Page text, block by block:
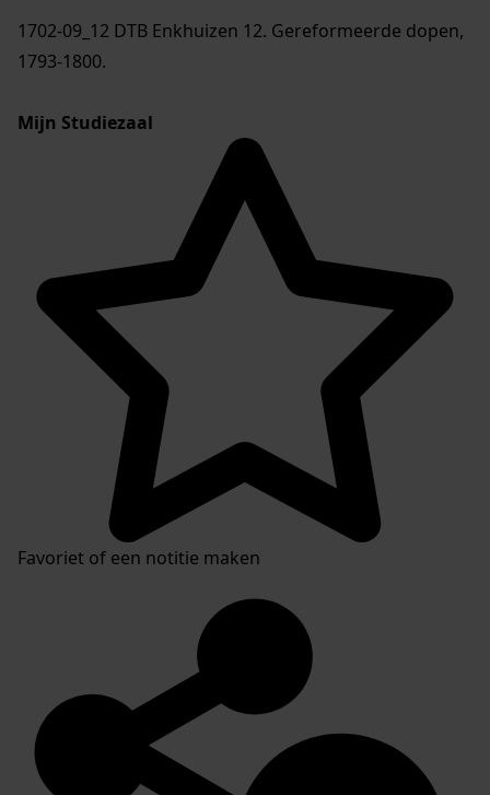
1702-09_12 DTB Enkhuizen 12. Gereformeerde dopen,
1793-1800.
Mijn Studiezaal
Favoriet of een notitie maken